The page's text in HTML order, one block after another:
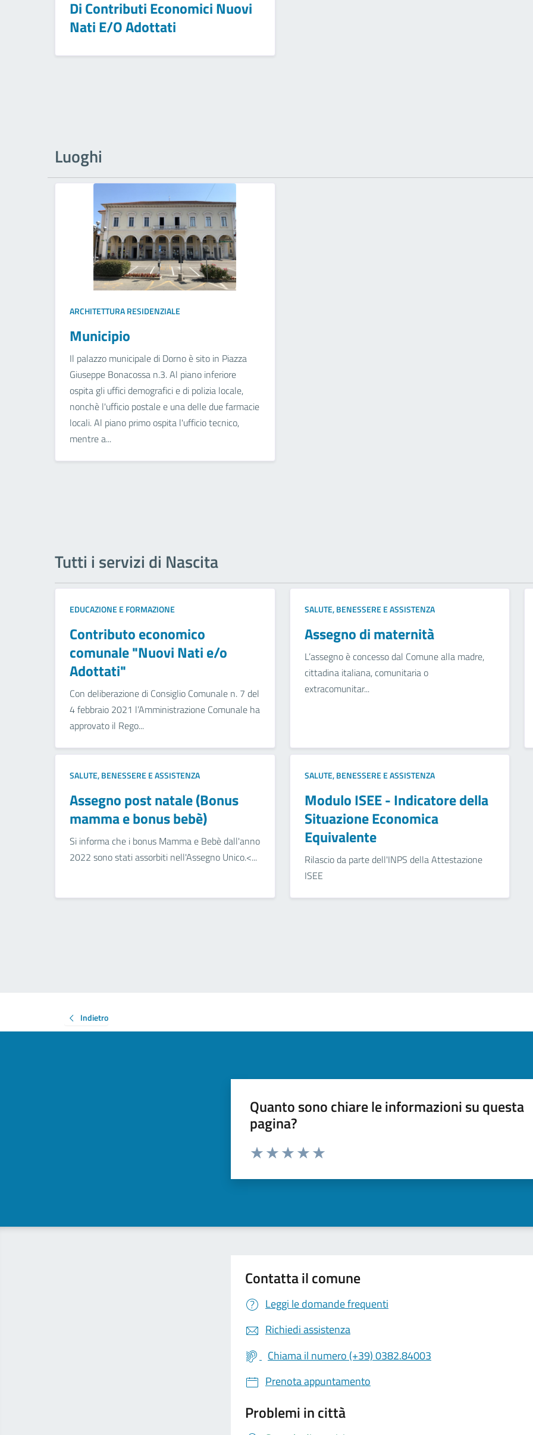
Di Contributi Economici Nuovi
Nati E/O Adottati
Luoghi
ARCHITETTURA RESIDENZIALE
Municipio
Il palazzo municipale di Dorno è sito in Piazza
Giuseppe Bonacossa n.3. Al piano inferiore
ospita gli uffici demografici e di polizia locale,
nonchè l'ufficio postale e una delle due farmacie
locali. Al piano primo ospita l'ufficio tecnico,
mentre a...
Tutti i servizi di Nascita
EDUCAZIONE E FORMAZIONE
Contributo economico
comunale "Nuovi Nati e/o
Adottati"
Con deliberazione di Consiglio Comunale n. 7 del
4 febbraio 2021 l’Amministrazione Comunale ha
approvato il Rego...
SALUTE, BENESSERE E ASSISTENZA
Assegno di maternità
L’assegno è concesso dal Comune alla madre,
cittadina italiana, comunitaria o
extracomunitar...
SALUTE, BENESSERE E ASSISTENZA
Assegno post natale (Bonus
mamma e bonus bebè)
Si informa che i bonus Mamma e Bebè dall'anno
2022 sono stati assorbiti nell'Assegno Unico.<...
SALUTE, BENESSERE E ASSISTENZA
Modulo ISEE - Indicatore della
Situazione Economica
Equivalente
Rilascio da parte dell'INPS della Attestazione
ISEE
Indietro
Quanto sono chiare le informazioni su questa
pagina?
Valuta da 1 a 5 stelle la pagina
Contatta il comune
Leggi le domande frequenti
Richiedi assistenza
Chiama il numero (+39) 0382.84003
Prenota appuntamento
Problemi in città